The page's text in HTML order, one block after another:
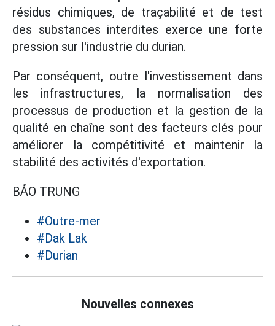
résidus chimiques, de traçabilité et de test
des substances interdites exerce une forte
pression sur l'industrie du durian.
Par conséquent, outre l'investissement dans
les infrastructures, la normalisation des
processus de production et la gestion de la
qualité en chaîne sont des facteurs clés pour
améliorer la compétitivité et maintenir la
stabilité des activités d'exportation.
BẢO TRUNG
#Outre-mer
#Dak Lak
#Durian
Nouvelles connexes